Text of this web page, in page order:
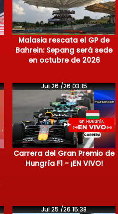
Malasia rescata el GP de
Bahrein: Sepang será sede
en octubre de 2026
Jul 26 /26 03:15
Carrera del Gran Premio de
Hungría F1 - ¡EN VIVO!
Jul 25 /26 15:38